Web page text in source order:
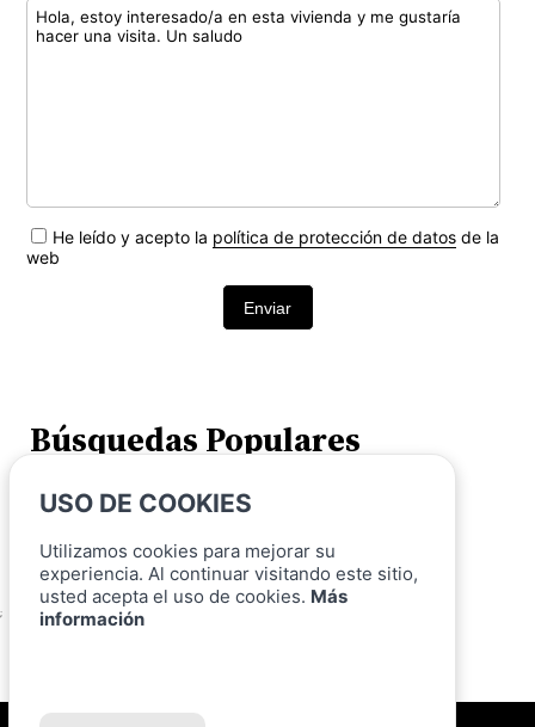
He leído y acepto la política de protección de datosde la
web
Enviar
Búsquedas Populares
Piso en venta en Laredo
;
USO DE COOKIES
Utilizamos cookies para mejorar su
experiencia. Al continuar visitando este sitio,
usted acepta el uso de cookies. Más
información